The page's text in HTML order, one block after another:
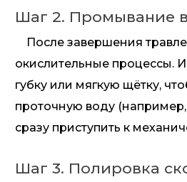
Шаг 2. Промывание
После завершения
окислительные процессы.
губку или мягкую щётку,
проточную воду
сразу приступить к
Шаг 3. Полировка